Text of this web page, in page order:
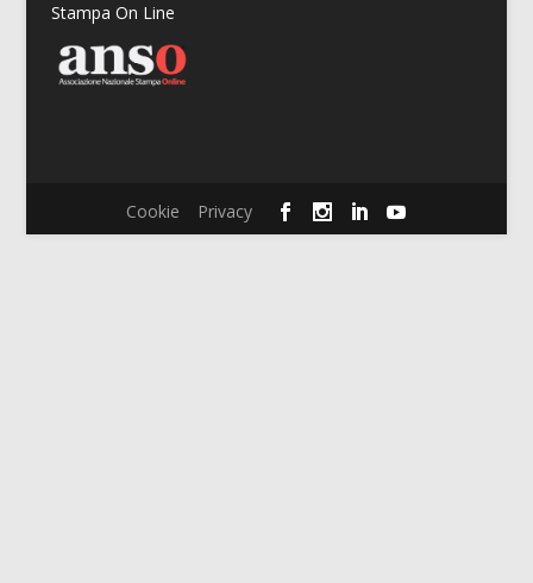
Stampa On Line
Cookie Privacy